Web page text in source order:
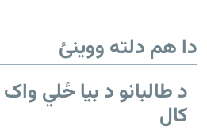
دا هم دلته ووینئ
د طالبانو د بیا ځلي
کال